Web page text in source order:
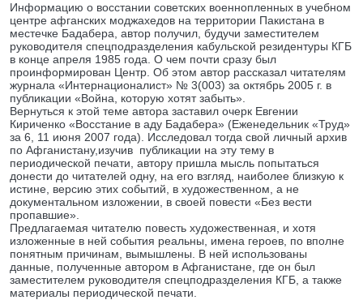
Информацию о восстании советских военнопленных в учебном
центре афганских моджахедов на территории Пакистана в
местечке Бадабера, автор получил, будучи заместителем
руководителя спецподразделения кабульской резидентуры КГБ
в конце апреля 1985 года. О чем почти сразу был
проинформирован Центр. Об этом автор рассказал читателям
журнала «Интернационалист» № 3(003) за октябрь 2005 г. в
публикации «Война, которую хотят забыть».
Вернуться к этой теме автора заставил очерк Евгении
Кириченко «Восстание в аду Бадабера» (Еженедельник «Труд»
за 6, 11 июня 2007 года). Исследовал тогда свой личный архив
по Афганистану,изучив публикации на эту тему в
периодической печати, автору пришла мысль попытаться
донести до читателей одну, на его взгляд, наиболее близкую к
истине, версию этих событий, в художественном, а не
документальном изложении, в своей повести «Без вести
пропавшие».
Предлагаемая читателю повесть художественная, и хотя
изложенные в ней события реальны, имена героев, по вполне
понятным причинам, вымышлены. В ней использованы
данные, полученные автором в Афганистане, где он был
заместителем руководителя спецподразделения КГБ, а также
материалы периодической печати.